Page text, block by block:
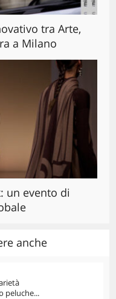
tra Arte,
a Milano
un evento di
anche
peluche...